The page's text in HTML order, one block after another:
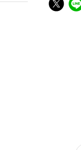
い。